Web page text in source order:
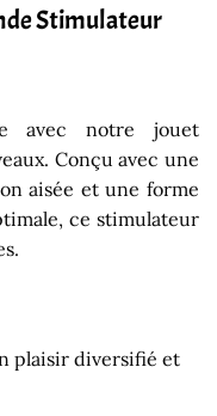
Stimulateur
avec notre jouet
Conçu avec une
aisée et une forme
ce stimulateur
plaisir diversifié et